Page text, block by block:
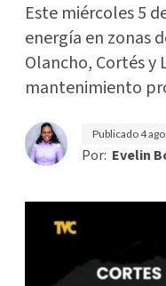
Este miércoles 5
energía en zonas
Olancho, Cortés
mantenimiento
Publicado4
Por: Evelin